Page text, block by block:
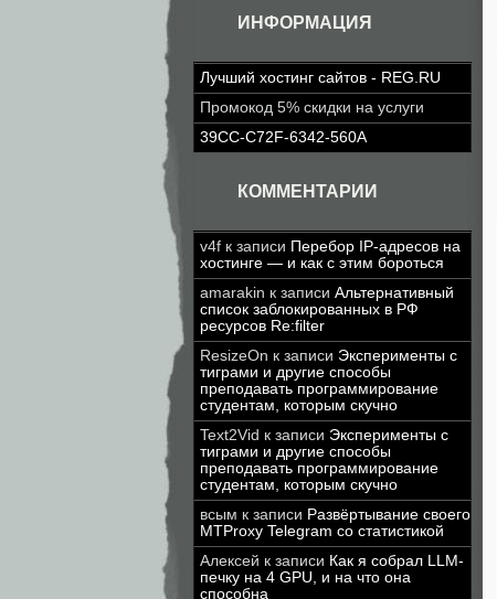
ИНФОРМАЦИЯ
Лучший хостинг сайтов - REG.RU
Промокод 5% скидки на услуги
39CC-C72F-6342-560A
КОММЕНТАРИИ
v4f к записи Перебор IP-адресов на
хостинге — и как с этим бороться
amarakin к записи Альтернативный
список заблокированных в РФ
ресурсов Re:filter
ResizeOn к записи Эксперименты с
тиграми и другие способы
преподавать программирование
студентам, которым скучно
Text2Vid к записи Эксперименты с
тиграми и другие способы
преподавать программирование
студентам, которым скучно
всым к записи Развёртывание своего
MTProxy Telegram со статистикой
Алексей к записи Как я собрал LLM-
печку на 4 GPU, и на что она
способна